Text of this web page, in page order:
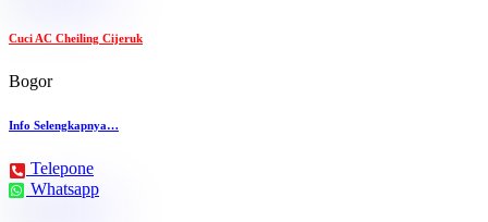
Cuci AC Cheiling Cijeruk
Bogor
Info Selengkapnya…
Telepone
Whatsapp